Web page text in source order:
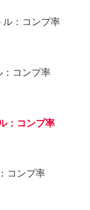
ル：コンプ率
：コンプ率
：コンプ率
コンプ率